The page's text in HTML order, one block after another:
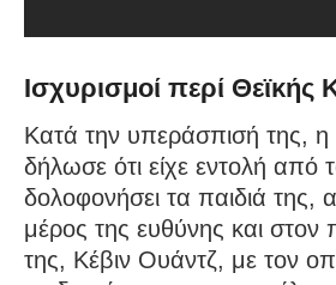
Ισχυρισμοί περί
Κατά την υπεράσπισή της, η
δήλωσε ότι είχε εντολή από
δολοφονήσει τα παιδιά της,
μέρος της ευθύνης και
της, Κέβιν Ουάντζ, με τον